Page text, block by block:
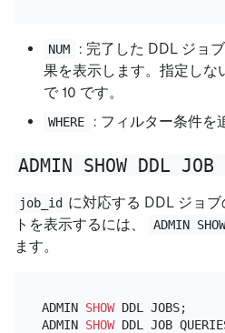
NUM : 完了した DDL ジョ
果を表示します。指定しな
で 10 です。
WHERE : フィルター条件を
ADMIN SHOW DDL JOB
job_id に対応する DDL ジョ
トを表示するには、
ADMIN
ます。
ADMIN SHOW DDL JOBS;
ADMIN SHOW DDL JOB